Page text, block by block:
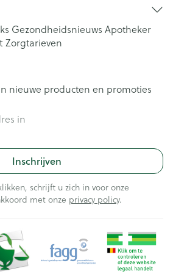
Gezondheidsnieuws Apotheker
Zorgtarieven
nieuwe producten en promoties
Inschrijven
schrijft u zich in voor onze
met onze privacy policy.